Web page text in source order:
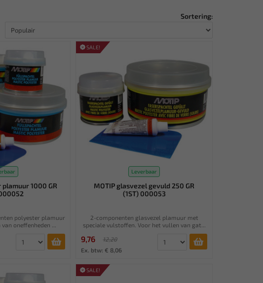
Sortering:
1000 GR
polyester plamuur
oneffenheden ...
SALE!
Leverbaar
MOTIP glasvezel gevuld 250 GR
(1ST) 000053
2-componenten glasvezel plamuur met
speciale vulstoffen. Voor het vullen van gat...
9,76
12,20
Ex. btw: € 8,06
SALE!